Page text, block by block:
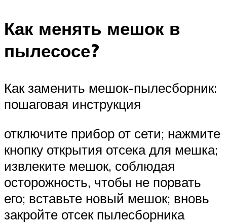
Как менять мешок в
пылесосе?
Как заменить мешок-пылесборник:
пошаговая инструкция
отключите прибор от сети; нажмите
кнопку открытия отсека для мешка;
извлеките мешок, соблюдая
осторожность, чтобы не порвать
его; вставьте новый мешок; вновь
закройте отсек пылесборника